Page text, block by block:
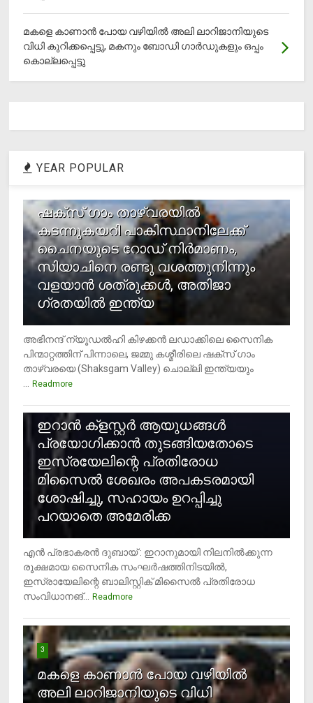
മകളെ കാണാന്‍ പോയ വഴിയില്‍ അലി ലാറിജാനിയുടെ
വിധി കുറിക്കപ്പെട്ടു, മകനും ബോഡി ഗാര്‍ഡുകളും ഒപ്പം
കൊല്ലപ്പെട്ടു
YEAR POPULAR
ഷക്സ് ​ഗാം താഴ്‌വരയിൽ
കടന്നുകയറി പാകിസ്ഥാനിലേക്ക്
ചൈനയുടെ റോഡ് നിർമാണം,
സിയാചിനെ രണ്ടു വശത്തുനിന്നും
വളയാൻ ശത്രുക്കൾ, അതിജാ​
ഗ്രതയിൽ ഇന്ത്യ
അഭിനന്ദ് ന്യൂഡൽഹി കിഴക്കൻ ലഡാക്കിലെ സൈനിക
പിന്മാറ്റത്തിന് പിന്നാലെ, ജമ്മു കശ്മീരിലെ ഷക്സ് ​ഗാം
താഴ്‌വരയെ (Shaksgam Valley) ചൊല്ലി ഇന്ത്യയും
... Readmore
ഇറാന്‍ ക്‌ളസ്റ്റര്‍ ആയുധങ്ങള്‍
പ്രയോഗിക്കാന്‍ തുടങ്ങിയതോടെ
ഇസ്രയേലിന്റെ പ്രതിരോധ
മിസൈല്‍ ശേഖരം അപകടരമായി
ശോഷിച്ചു, സഹായം ഉറപ്പിച്ചു
പറയാതെ അമേരിക്ക
എന്‍ പ്രഭാകരന്‍ ദുബായ് : ഇറാനുമായി നിലനില്‍ക്കുന്ന
രൂക്ഷമായ സൈനിക സംഘര്‍ഷത്തിനിടയില്‍,
ഇസ്രായേലിന്റെ ബാലിസ്റ്റിക് മിസൈല്‍ പ്രതിരോധ
സംവിധാനങ്... Readmore
3
മകളെ കാണാന്‍ പോയ വഴിയില്‍
അലി ലാറിജാനിയുടെ വിധി